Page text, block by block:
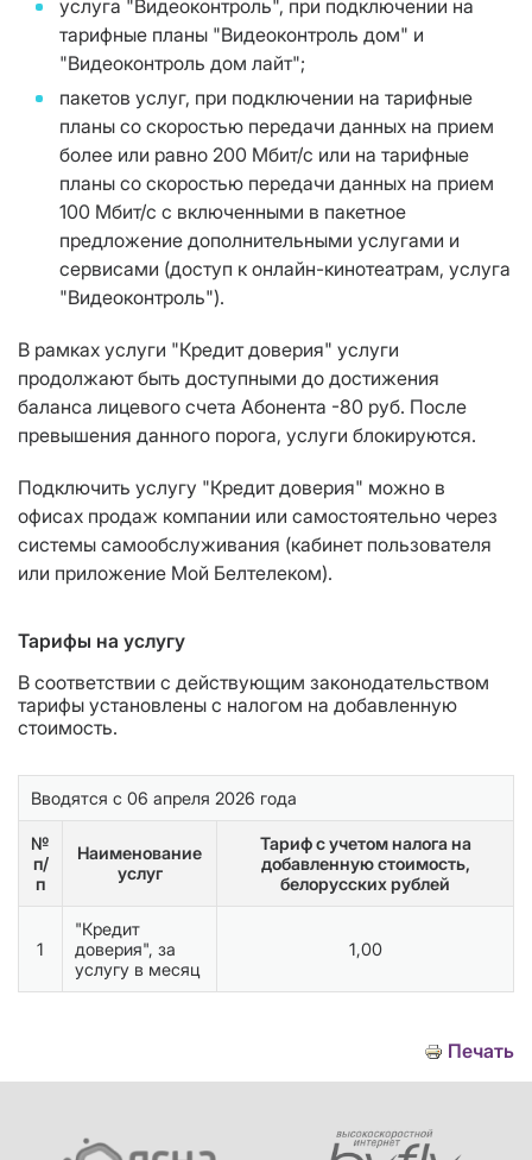
услуга "Видеоконтроль", при подключении на
тарифные планы "Видеоконтроль дом" и
"Видеоконтроль дом лайт";
пакетов услуг, при подключении на тарифные
планы со скоростью передачи данных на прием
более или равно 200 Мбит/с или на тарифные
планы со скоростью передачи данных на прием
100 Мбит/с с включенными в пакетное
предложение дополнительными услугами и
сервисами (доступ к онлайн-кинотеатрам, услуга
"Видеоконтроль").
В рамках услуги "Кредит доверия" услуги
продолжают быть доступными до достижения
баланса лицевого счета Абонента -80 руб. После
превышения данного порога, услуги блокируются.
Подключить услугу "Кредит доверия" можно в
офисах продаж компании или самостоятельно через
системы самообслуживания (кабинет пользователя
или приложение Мой Белтелеком).
Тарифы на услугу
В соответствии с действующим законодательством
тарифы установлены с налогом на добавленную
стоимость.
Вводятся с 06 апреля 2026 года
№
п/
п
Наименование
услуг
Тариф с учетом налога на
добавленную стоимость,
белорусских рублей
1
"Кредит
доверия", за
услугу в месяц
1,00
Печать